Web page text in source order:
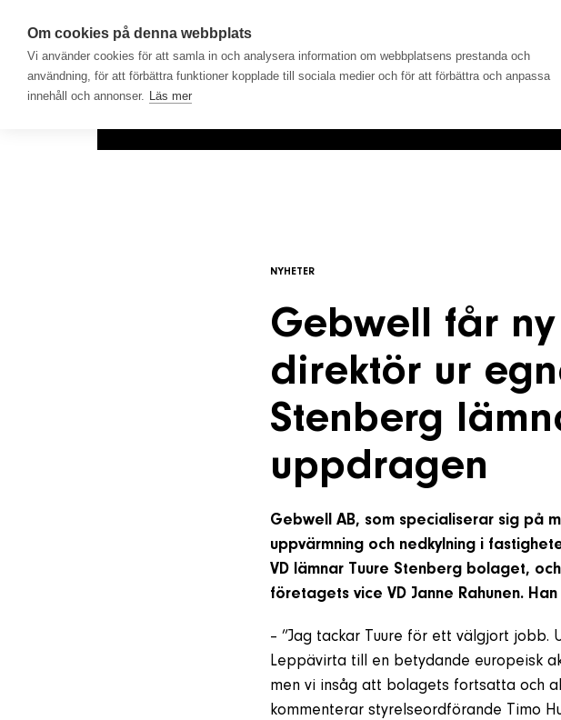
NYHETER
Gebwell får
direktör ur
Stenberg
uppdragen
Gebwell AB, som specialiserar sig på
uppvärmning och nedkylning i
VD lämnar Tuure Stenberg bolaget,
företagets vice VD Janne Rahunen.
– ”Jag tackar Tuure för ett välgjort
Leppävirta till en betydande europeisk
men vi insåg att bolagets fortsatta och
kommenterar styrelseordförande Timo
Om cookies på denna webbplats
Vi använder cookies för att samla in och analysera information om webbplatsens prestanda och
användning, för att förbättra funktioner kopplade till sociala medier och för att förbättra och anpassa
innehåll och annonser. Läs mer